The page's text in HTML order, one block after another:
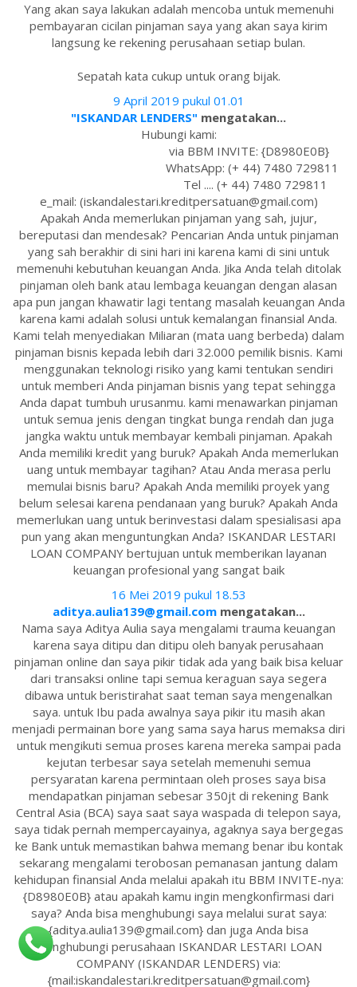
Yang akan saya lakukan adalah mencoba untuk memenuhi
pembayaran cicilan pinjaman saya yang akan saya kirim
langsung ke rekening perusahaan setiap bulan.
Sepatah kata cukup untuk orang bijak.
9 April 2019 pukul 01.01
"ISKANDAR LENDERS" mengatakan...
Hubungi kami:
via BBM INVITE: {D8980E0B}
WhatsApp: (+ 44) 7480 729811
Tel .... (+ 44) 7480 729811
e_mail: (iskandalestari.kreditpersatuan@gmail.com)
Apakah Anda memerlukan pinjaman yang sah, jujur,
bereputasi dan mendesak? Pencarian Anda untuk pinjaman
yang sah berakhir di sini hari ini karena kami di sini untuk
memenuhi kebutuhan keuangan Anda. Jika Anda telah ditolak
pinjaman oleh bank atau lembaga keuangan dengan alasan
apa pun jangan khawatir lagi tentang masalah keuangan Anda
karena kami adalah solusi untuk kemalangan finansial Anda.
Kami telah menyediakan Miliaran (mata uang berbeda) dalam
pinjaman bisnis kepada lebih dari 32.000 pemilik bisnis. Kami
menggunakan teknologi risiko yang kami tentukan sendiri
untuk memberi Anda pinjaman bisnis yang tepat sehingga
Anda dapat tumbuh urusanmu. kami menawarkan pinjaman
untuk semua jenis dengan tingkat bunga rendah dan juga
jangka waktu untuk membayar kembali pinjaman. Apakah
Anda memiliki kredit yang buruk? Apakah Anda memerlukan
uang untuk membayar tagihan? Atau Anda merasa perlu
memulai bisnis baru? Apakah Anda memiliki proyek yang
belum selesai karena pendanaan yang buruk? Apakah Anda
memerlukan uang untuk berinvestasi dalam spesialisasi apa
pun yang akan menguntungkan Anda? ISKANDAR LESTARI
LOAN COMPANY bertujuan untuk memberikan layanan
keuangan profesional yang sangat baik
16 Mei 2019 pukul 18.53
aditya.aulia139@gmail.commengatakan...
Nama saya Aditya Aulia saya mengalami trauma keuangan
karena saya ditipu dan ditipu oleh banyak perusahaan
pinjaman online dan saya pikir tidak ada yang baik bisa keluar
dari transaksi online tapi semua keraguan saya segera
dibawa untuk beristirahat saat teman saya mengenalkan
saya. untuk Ibu pada awalnya saya pikir itu masih akan
menjadi permainan bore yang sama saya harus memaksa diri
untuk mengikuti semua proses karena mereka sampai pada
kejutan terbesar saya setelah memenuhi semua
persyaratan karena permintaan oleh proses saya bisa
mendapatkan pinjaman sebesar 350jt di rekening Bank
Central Asia (BCA) saya saat saya waspada di telepon saya,
saya tidak pernah mempercayainya, agaknya saya bergegas
ke Bank untuk memastikan bahwa memang benar ibu kontak
sekarang mengalami terobosan pemanasan jantung dalam
kehidupan finansial Anda melalui apakah itu BBM INVITE-nya:
{D8980E0B} atau apakah kamu ingin mengkonfirmasi dari
saya? Anda bisa menghubungi saya melalui surat saya:
{aditya.aulia139@gmail.com} dan juga Anda bisa
menghubungi perusahaan ISKANDAR LESTARI LOAN
COMPANY (ISKANDAR LENDERS) via:
{mail:iskandalestari.kreditpersatuan@gmail.com}